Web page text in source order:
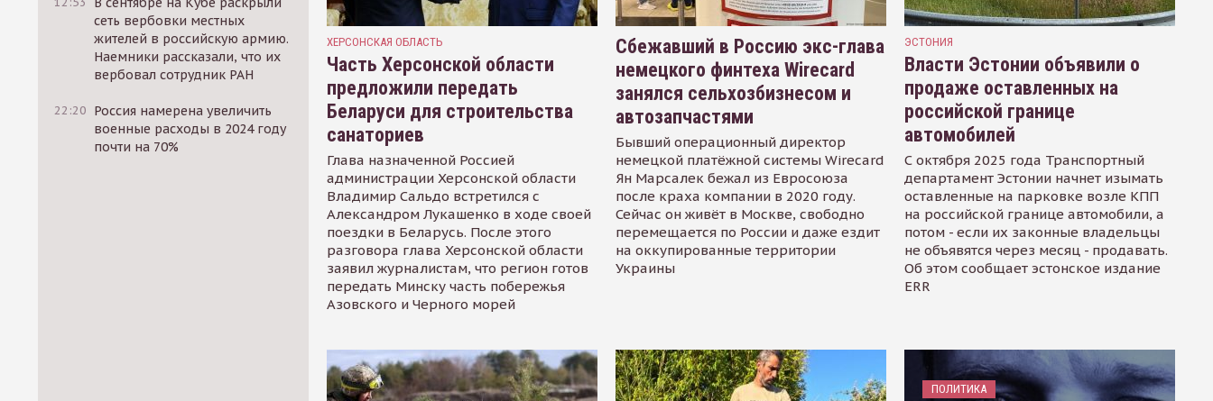
сеть вербовки местных
жителей в российскую армию.
Наемники рассказали, что их
вербовал сотрудник РАН
22:20 Россия намерена увеличить
военные расходы в 2024 году
почти на 70%
ХЕРСОНСКАЯ ОБЛАСТЬ
Часть Херсонской области
предложили передать
Беларуси для строительства
санаториев
Глава назначенной Россией
администрации Херсонской области
Владимир Сальдо встретился с
Александром Лукашенко в ходе своей
поездки в Беларусь. После этого
разговора глава Херсонской области
заявил журналистам, что регион готов
передать Минску часть побережья
Азовского и Черного морей
Сбежавший в Россию экс-глава
немецкого финтеха Wirecard
занялся сельхозбизнесом и
автозапчастями
Бывший операционный директор
немецкой платёжной системы Wirecard
Ян Марсалек бежал из Евросоюза
после краха компании в 2020 году.
Сейчас он живёт в Москве, свободно
перемещается по России и даже ездит
на оккупированные территории
Украины
ЭСТОНИЯ
Власти Эстонии объявили о
продаже оставленных на
российской границе
автомобилей
С октября 2025 года Транспортный
департамент Эстонии начнет изымать
оставленные на парковке возле КПП
на российской границе автомобили, а
потом - если их законные владельцы
не объявятся через месяц - продавать.
Об этом сообщает эстонское издание
ERR
ПОЛИТИКА